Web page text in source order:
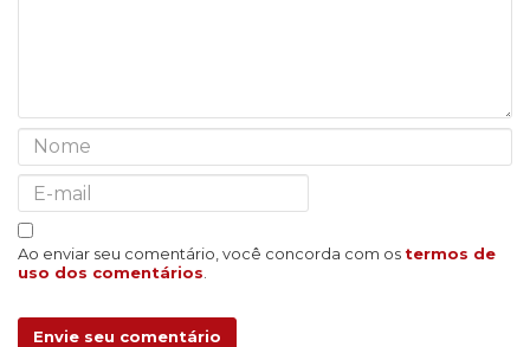
Ao enviar seu comentário, você concorda com os termos de
uso dos comentários
Envie seu comentário